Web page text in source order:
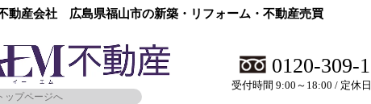
動産会社 広島県福山市の新築・リフォーム・不動産売買
トップページへ
0120-309-
受付時間 9:00～18:00 / 定休